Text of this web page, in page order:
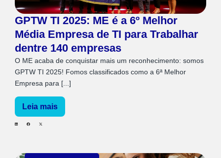
GPTW TI 2025: ME é a 6º Melhor
Média Empresa de TI para Trabalhar
dentre 140 empresas
O ME acaba de conquistar mais um reconhecimento: somos
GPTW TI 2025! Fomos classificados como a 6ª Melhor
Empresa para [...]
Leia mais